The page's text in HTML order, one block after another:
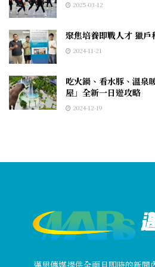
2025-03-12
聚焦培養即戰人才 獵
2024-11-21
吃火鍋、看水豚、溫泉
屋」全新一日遊攻略
2024-12-19
邁思傳媒提供全面且即時的新聞